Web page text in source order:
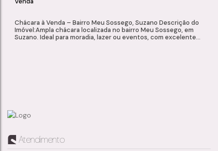
Meu Sossego,Suzano,São Paulo,Brasil
Chácara à Venda – Bairro Meu Sossego, Suzano Descrição do
Imóvel:Ampla chácara localizada no bairro Meu Sossego, em
Suzano. Ideal para moradia, lazer ou eventos, com excelente
Atendimento